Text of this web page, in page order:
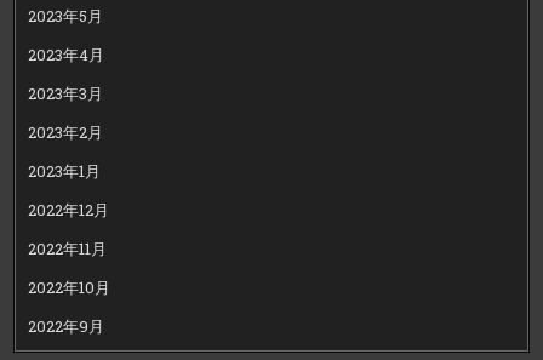
2023年5月
2023年4月
2023年3月
2023年2月
2023年1月
2022年12月
2022年11月
2022年10月
2022年9月